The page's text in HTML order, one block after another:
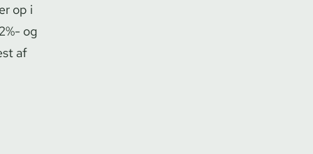
op i
og
af